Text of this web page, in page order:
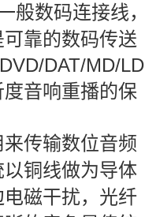
般数码连接线，
靠的数码传送
DAT/MD/LD
音响重播的保
传输数位音频
铜线做为导体
磁干扰，光纤